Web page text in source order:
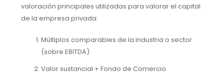
valoración principales utilizadas para valorar el capital
de la empresa privada:
Múltiplos comparables de la industria o sector
(sobre EBITDA)
Valor sustancial + Fondo de Comercio